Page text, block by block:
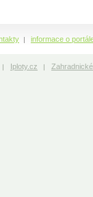
informace o
Iploty.cz